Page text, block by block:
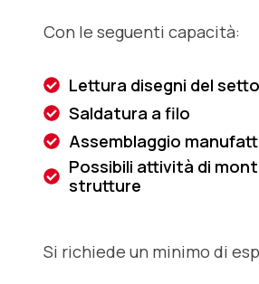
Con le seguenti capacità:
Lettura disegni del
Saldatura a filo
Assemblaggio
Possibili attività di
strutture
Si richiede un minimo di